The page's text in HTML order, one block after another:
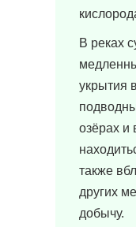
В реках
укрытия
озёрах и
также
других
добычу.